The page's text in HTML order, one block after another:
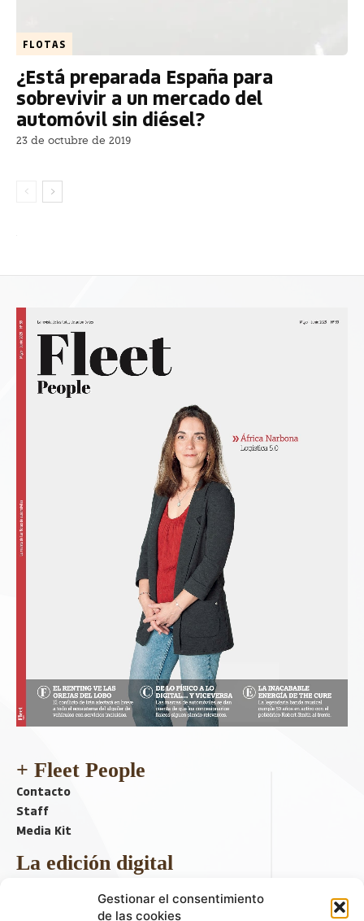
Gestionar el consentimiento
de las cookies
FLOTAS
¿Está preparada España para
sobrevivir a un mercado del
automóvil sin diésel?
23 de octubre de 2019
+ Fleet People
Contacto
Staff
Media Kit
La edición digital
Descargar último ejemplar
ir a hemeroteca